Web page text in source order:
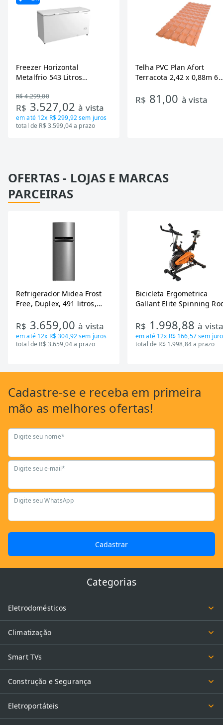
Freezer Horizontal
Metalfrio 543 Litros
Tecnologia Inverter, Branco,
Bivolt
R$ 4.299,00
R$ 3.527,02à vista
em até 12x R$ 299,92sem juros
total de R$ 3.599,04 a prazo
Telha PVC Plan Afort
Terracota 2,42 x 0,88m 6
R$ 81,00 à vista
OFERTAS - LOJAS E MARCAS
PARCEIRAS
Refrigerador Midea Frost
Free, Duplex, 491 litros,
RT650EVK463)
R$ 3.659,00à vista
em até 12x R$ 304,92sem juros
total de R$ 3.659,04 a prazo
Bicicleta Ergometrica
Gallant Elite Spinning
Mecanica GSB13HBTA-PT
R$ 1.998,88à
em até 12x R$ 166,57sem
total de R$ 1.998,84 a prazo
Cadastre-se e receba em primeira
mão as melhores ofertas!
Digite seu nome*
Digite seu e-mail*
Digite seu WhatsApp
Cadastrar
Categorias
Eletrodomésticos
Climatização
Smart TVs
Construção e Segurança
Eletroportáteis